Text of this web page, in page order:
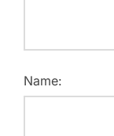
Name: